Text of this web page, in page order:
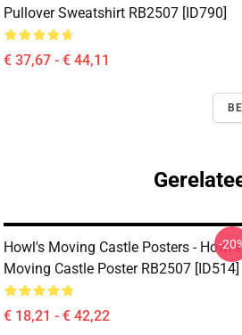
Pullover Sweatshirt RB2507 [ID790]
€ 37,67 - € 44,11
Howl's Moving Castle Posters - Howl's
Moving Castle Poster RB2507 [ID514]
€ 18,21 - € 42,22
-